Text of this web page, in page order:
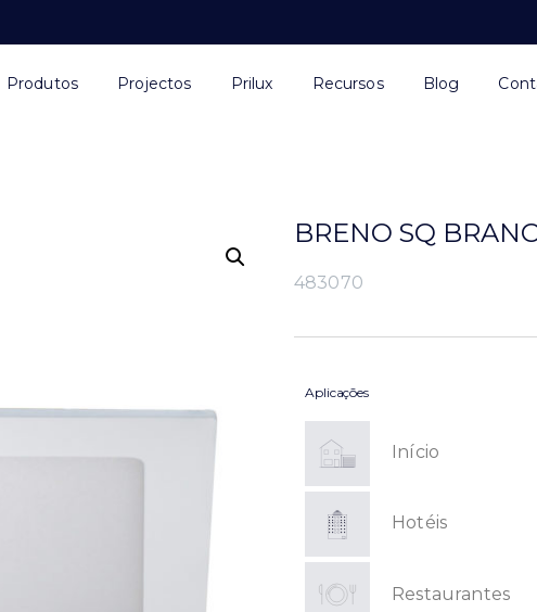
Produtos Projectos Prilux Recursos Blog
BRENO SQ
483070
Aplicações
Início
Hotéis
Restaurantes